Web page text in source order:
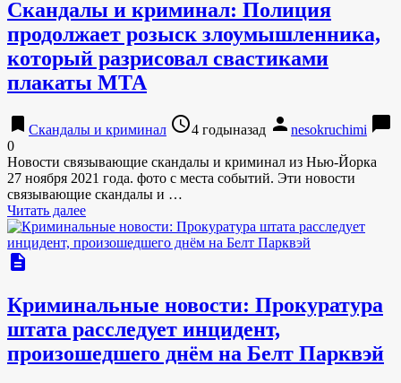
Скандалы и криминал: Полиция
продолжает розыск злоумышленника,
который разрисовал свастиками
плакаты МТА
bookmark Скандалы и криминал access_time4 годыназад person nesokruchimi chat_bubble
0
Новости связывающие скандалы и криминал из Нью-Йорка
27 ноября 2021 года. фото с места событий. Эти новости
связывающие скандалы и …
Читать далее
description
Криминальные новости: Прокуратура
штата расследует инцидент,
произошедшего днём на Белт Парквэй